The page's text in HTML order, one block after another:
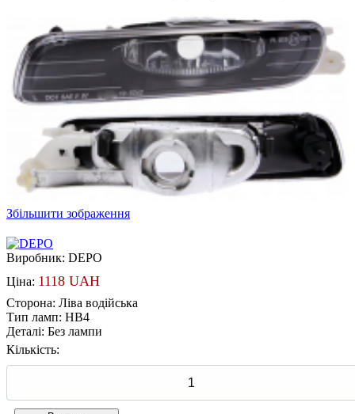
Збільшити зображення
Виробник: DEPO
Ціна: 1118 UAH
Сторона: Ліва водійська
Тип ламп: HB4
Деталі: Без лампи
Кількість: